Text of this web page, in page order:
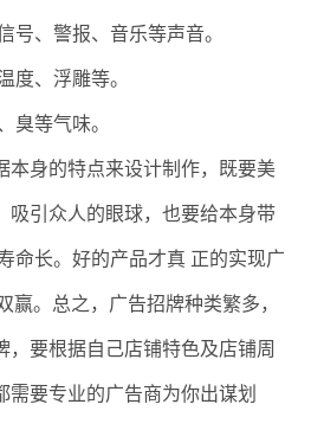
号、警报、音乐等声音。
度、浮雕等。
臭等气味。
本身的特点来设计制作，既要美
吸引众人的眼球，也要给本身带
命长。好的产品才真 正的实现广
赢。总之，广告招牌种类繁多，
，要根据自己店铺特色及店铺周
需要专业的广告商为你出谋划